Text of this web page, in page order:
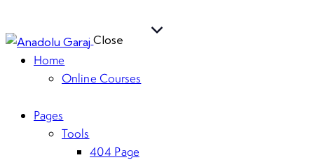
Close
Home
Online Courses
Pages
Tools
404 Page